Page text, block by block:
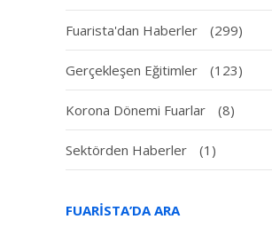
Fuarista'dan Haberler (299)
Gerçekleşen Eğitimler (123)
Korona Dönemi Fuarlar (8)
Sektörden Haberler (1)
FUARISTA’DA ARA